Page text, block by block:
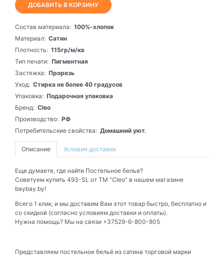
ДОБАВИТЬ В КОРЗИНУ
Состав материала: 100%-хлопок
Материал: Сатин
Плотность: 115гр/м/кв
Тип печати: Пигментная
Застежка: Прорезь
Уход: Стирка не более 40 градусов
Упаковка: Подарочная упаковка
Бренд: Cleo
Производство: РФ
Потребительские свойства: Домашний уют.
Описание Условия доставки
Еще думаете, где найти Постельное белье?
Советуем купить 493-SL от ТМ "Cleo" в нашем магазине
baybay.by!
Всего 1 клик, и мы доставим Вам этот товар быстро, бесплатно и
со скидкой (согласно условиям доставки и оплаты).
Нужна помощь? Мы на связи +37529-6-800-805
Представляем постельное бельё из сатина торговой марки